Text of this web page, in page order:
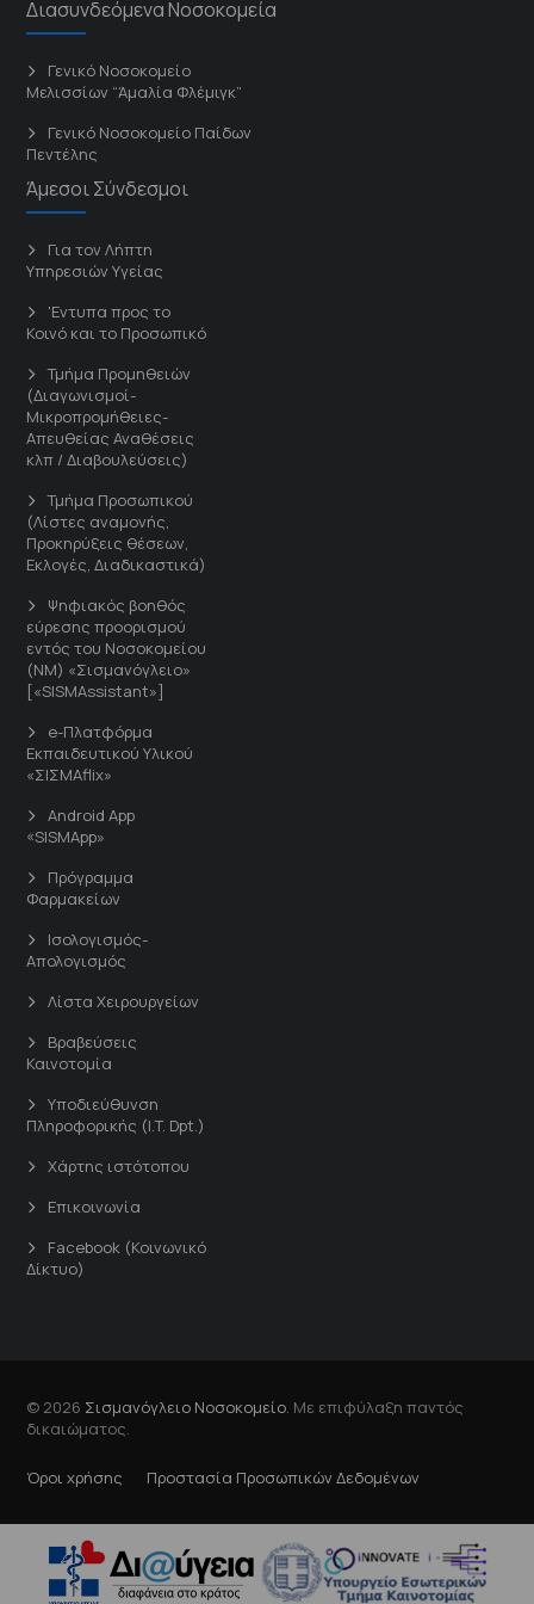
Διασυνδεόμενα Νοσοκομεία
Γενικό Νοσοκομείο
Μελισσίων “Άμαλία Φλέμιγκ”
Γενικό Νοσοκομείο Παίδων
Πεντέλης
Άμεσοι Σύνδεσμοι
Για τον Λήπτη
Υπηρεσιών Υγείας
'Εντυπα προς το
Κοινό και το Προσωπικό
Τμήμα Προμηθειών
(Διαγωνισμοί-
Μικροπρομήθειες-
Απευθείας Αναθέσεις
κλπ / Διαβουλεύσεις)
Τμήμα Προσωπικού
(Λίστες αναμονής,
Προκηρύξεις θέσεων,
Εκλογές, Διαδικαστικά)
Ψηφιακός βοηθός
εύρεσης προορισμού
εντός του Νοσοκομείου
(ΝΜ) «Σισμανόγλειο»
[«SISMAssistant»]
e-Πλατφόρμα
Εκπαιδευτικού Υλικού
«ΣΙΣΜΑflix»
Android App
«SISMApp»
Πρόγραμμα
Φαρμακείων
Ισολογισμός-
Απολογισμός
Λίστα Χειρουργείων
Βραβεύσεις
Καινοτομία
Υποδιεύθυνση
Πληροφορικής (I.T. Dpt.)
Χάρτης ιστότοπου
Επικοινωνία
Facebook (Κοινωνικό
Δίκτυο)
© 2026 Σισμανόγλειο Νοσοκομείο . Με επιφύλαξη παντός
δικαιώματος.
Όροι χρήσης Προστασία Προσωπικών Δεδομένων